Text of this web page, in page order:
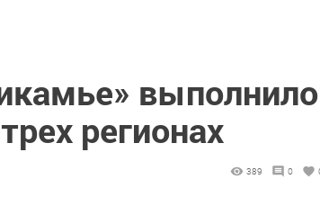
выполнило
регионах
389 0